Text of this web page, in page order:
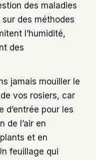
des maladies
des méthodes
l’humidité,
des
jamais mouiller le
vos rosiers, car
d’entrée pour les
de l’air en
et en
feuillage qui